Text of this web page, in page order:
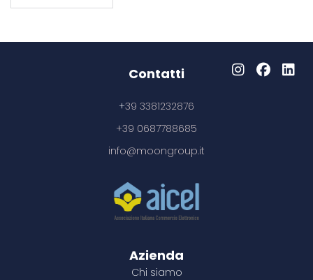
Contatti
+39 3381232876
+39 0687788685
info@moongroup.it
Azienda
Chi siamo